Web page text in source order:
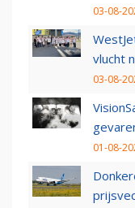
03-08-
vlucht
03-08-
01-08-